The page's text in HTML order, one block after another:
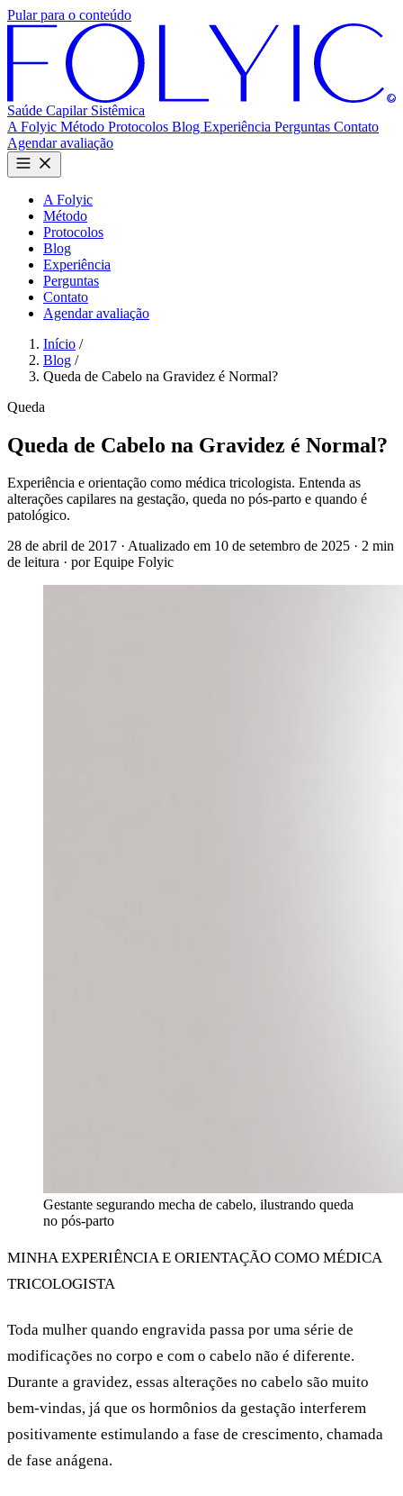
Pular para o conteúdo
Saúde Capilar Sistêmica
A Folyic Método Protocolos Blog Experiência Perguntas Contato
Agendar avaliação
A Folyic
Método
Protocolos
Blog
Experiência
Perguntas
Contato
Agendar avaliação
Início /
Blog /
Queda de Cabelo na Gravidez é Normal?
Queda
Queda de Cabelo na Gravidez é Normal?
Experiência e orientação como médica tricologista. Entenda as
alterações capilares na gestação, queda no pós-parto e quando é
patológico.
28 de abril de 2017 · Atualizado em 10 de setembro de 2025 · 2 min
de leitura · por Equipe Folyic
Gestante segurando mecha de cabelo, ilustrando queda
no pós-parto
MINHA EXPERIÊNCIA E ORIENTAÇÃO COMO MÉDICA
TRICOLOGISTA
Toda mulher quando engravida passa por uma série de
modificações no corpo e com o cabelo não é diferente.
Durante a gravidez, essas alterações no cabelo são muito
bem-vindas, já que os hormônios da gestação interferem
positivamente estimulando a fase de crescimento, chamada
de fase anágena.